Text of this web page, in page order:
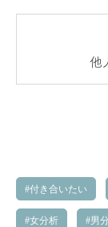
他
付き合いたい
女分析 男